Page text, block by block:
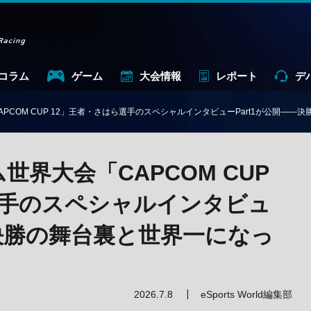
ラム ゲーム 大会情報 レポート デ
CUP 12」王者・さはら選手のスペシャルインタビューPart1が公開——決
界大会「CAPCOM CUP
のスペシャルインタビュ
の舞台裏と世界一になっ
2026.7.8 eSports World編集部